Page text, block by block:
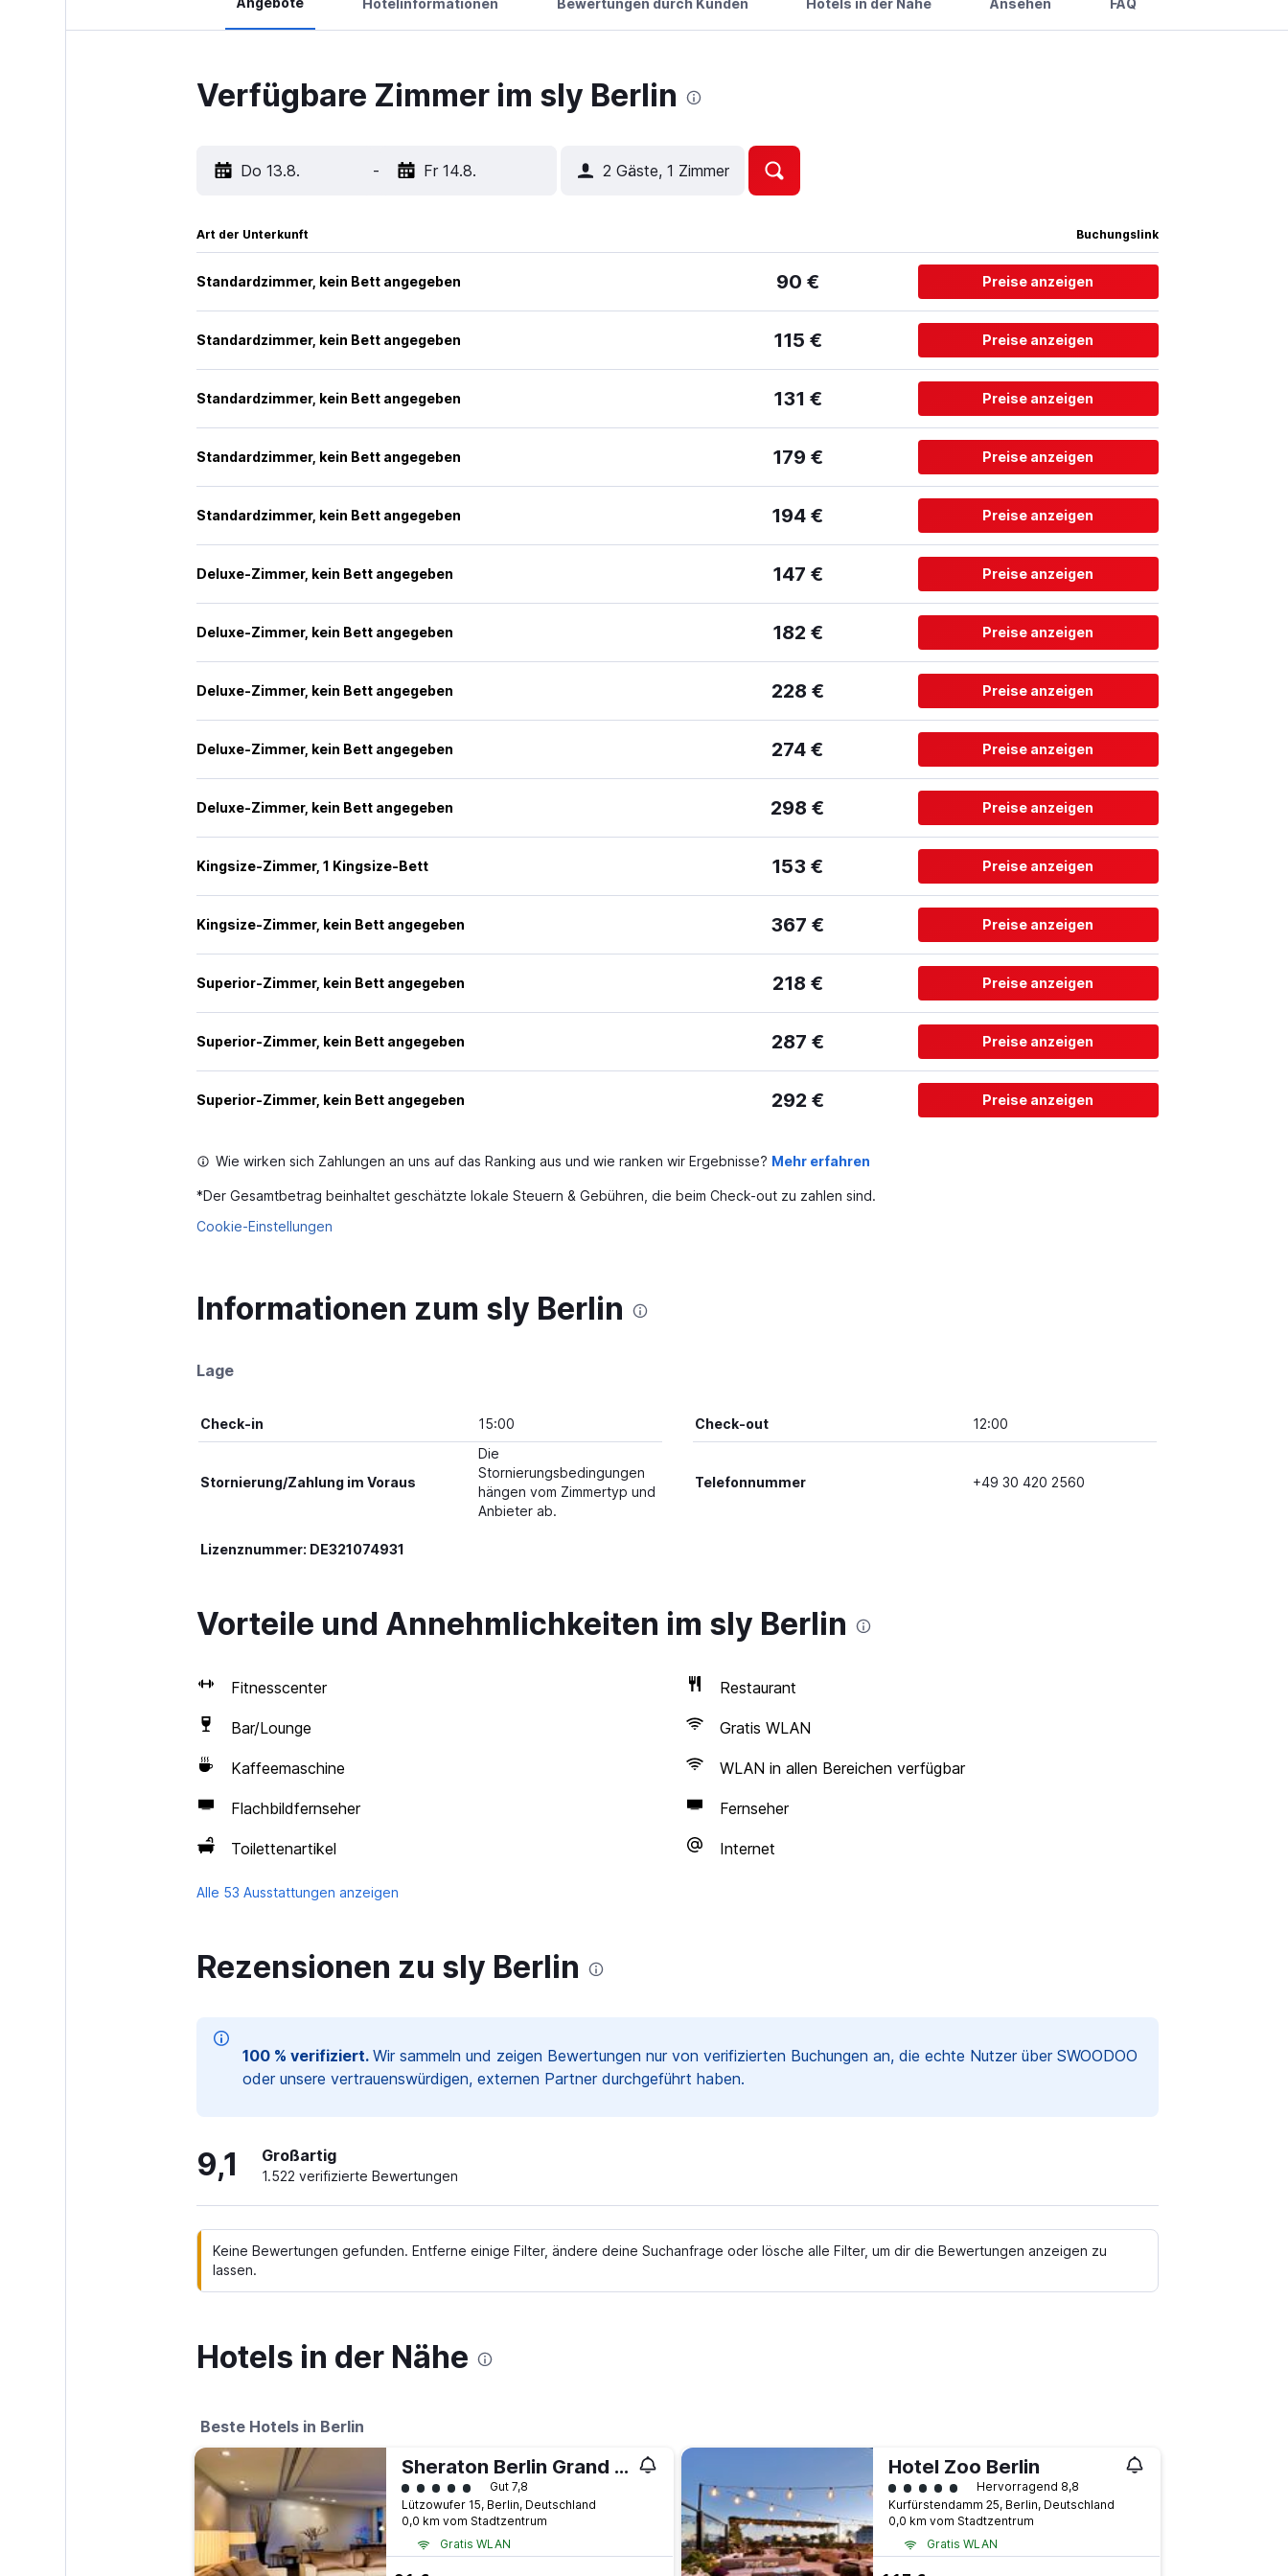
Verfügbare Zimmer im sly Berlin
Do 13.8. - Fr 14.8. 2 Gäste, 1 Zimmer
Art der Unterkunft Buchungslink
Standardzimmer, kein Bett angegeben 90 € Preise anzeigen
Standardzimmer, kein Bett angegeben 115 € Preise anzeigen
Standardzimmer, kein Bett angegeben 131 € Preise anzeigen
Standardzimmer, kein Bett angegeben 179 € Preise anzeigen
Standardzimmer, kein Bett angegeben 194 € Preise anzeigen
Deluxe-Zimmer, kein Bett angegeben 147 € Preise anzeigen
Deluxe-Zimmer, kein Bett angegeben 182 € Preise anzeigen
Deluxe-Zimmer, kein Bett angegeben 228 € Preise anzeigen
Deluxe-Zimmer, kein Bett angegeben 274 € Preise anzeigen
Deluxe-Zimmer, kein Bett angegeben 298 € Preise anzeigen
Kingsize-Zimmer, 1 Kingsize-Bett 153 € Preise anzeigen
Kingsize-Zimmer, kein Bett angegeben 367 € Preise anzeigen
Superior-Zimmer, kein Bett angegeben 218 € Preise anzeigen
Superior-Zimmer, kein Bett angegeben 287 € Preise anzeigen
Superior-Zimmer, kein Bett angegeben 292 € Preise anzeigen
Wie wirken sich Zahlungen an uns auf das Ranking aus und wie ranken wir Ergebnisse? Mehr erfahren
*Der Gesamtbetrag beinhaltet geschätzte lokale Steuern & Gebühren, die beim Check-out zu zahlen sind.
Cookie-Einstellungen
Informationen zum sly Berlin
Lage
Check-in 15:00 Check-out 12:00
Stornierung/Zahlung im Voraus
Die
Stornierungsbedingungen
hängen vom Zimmertyp und
Anbieter ab.
Telefonnummer +49 30 420 2560
Lizenznummer: DE321074931
Vorteile und Annehmlichkeiten im sly Berlin
Fitnesscenter Restaurant
Bar/Lounge Gratis WLAN
Kaffeemaschine WLAN in allen Bereichen verfügbar
Flachbildfernseher Fernseher
Toilettenartikel Internet
Alle 53 Ausstattungen anzeigen
Rezensionen zu sly Berlin
100 % verifiziert. Wir sammeln und zeigen Bewertungen nur von verifizierten Buchungen an, die echte Nutzer über SWOODOO
oder unsere vertrauenswürdigen, externen Partner durchgeführt haben.
9,1 Großartig
1.522 verifizierte Bewertungen
Keine Bewertungen gefunden. Entferne einige Filter, ändere deine Suchanfrage oder lösche alle Filter, um dir die Bewertungen anzeigen zu
lassen.
Hotels in der Nähe
Beste Hotels in Berlin
Sheraton Berlin Grand Hotel Esplanade
Bewertungskategorie 5
Gut 7,8
Lützowufer 15, Berlin, Deutschland
0,0 km vom Stadtzentrum
Gratis WLAN
Hotel Zoo Berlin
Bewertungskategorie 5
Hervorragend 8,8
Kurfürstendamm 25, Berlin, Deutschland
0,0 km vom Stadtzentrum
Gratis WLAN